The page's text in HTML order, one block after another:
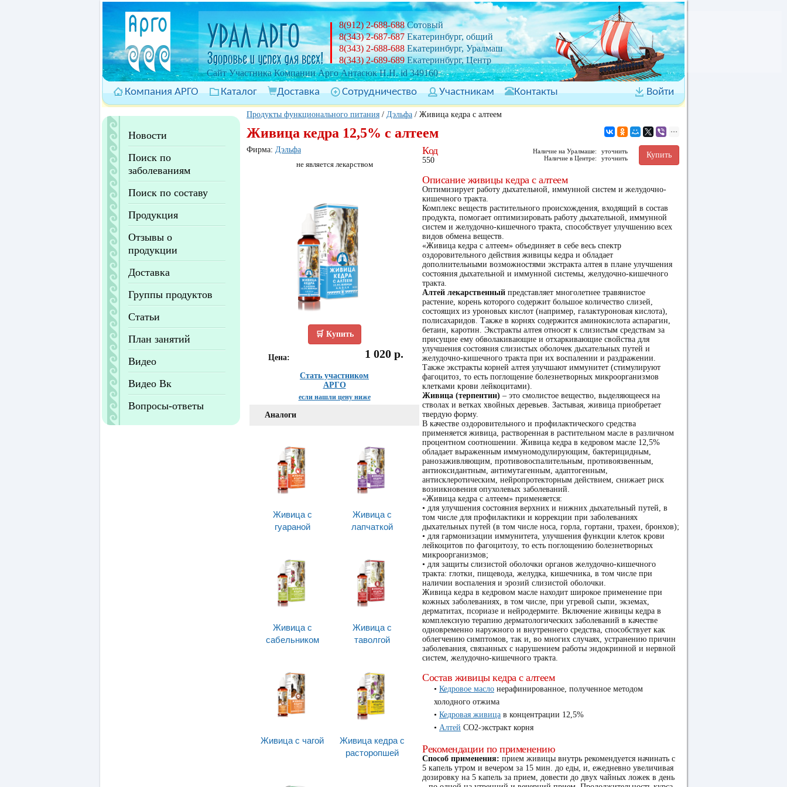
Cайт Участника Компании Арго Антасюк Н.Н. id 349160
8(912) 2-688-688Сотовый
8(343) 2-687-687 Екатеринбург, общий
8(343) 2-688-688 Екатеринбург, Уралмаш
8(343) 2-689-689 Екатеринбург, Центр
Компания АРГО Каталог Доставка Сотрудничество Участникам Контакты Войти
Новости
Поиск по
заболеваниям
Поиск по составу
Продукция
Отзывы о
продукции
Доставка
Группы продуктов
Статьи
План занятий
Видео
Видео Вк
Вопросы-ответы
Продукты функционального питания / Дэльфа / Живица кедра с алтеем
Живица кедра 12,5% с алтеем
Фирма: Дэльфа
не является лекарством
🛒 Купить
Цена: 1 020 р.
Стать участником
АРГО
если нашли цену ниже
Аналоги
Живица с
гуараной
Живица с
лапчаткой
Живица с
сабельником
Живица с
таволгой
Живица с чагой
Живица кедра с
расторопшей
Наличие на Уралмаше:
уточнить
Наличие в Центре:
уточнить Купить
Код
550
Описание живицы кедра с алтеем
Оптимизирует работу дыхательной, иммунной систем и желудочно-
кишечного тракта.
Комплекс веществ растительного происхождения, входящий в состав
продукта, помогает оптимизировать работу дыхательной, иммунной
систем и желудочно-кишечного тракта, способствует улучшению всех
видов обмена веществ.
«Живица кедра с алтеем» объединяет в себе весь спектр
оздоровительного действия живицы кедра и обладает
дополнительными возможностями экстракта алтея в плане улучшения
состояния дыхательной и иммунной системы, желудочно-кишечного
тракта.
Алтей лекарственный представляет многолетнее травянистое
растение, корень которого содержит большое количество слизей,
состоящих из уроновых кислот (например, галактуроновая кислота),
полисахаридов. Также в корнях содержится аминокислота аспарагин,
бетаин, каротин. Экстракты алтея относят к слизистым средствам за
присущие ему обволакивающие и отхаркивающие свойства для
улучшения состояния слизистых оболочек дыхательных путей и
желудочно-кишечного тракта при их воспалении и раздражении.
Также экстракты корней алтея улучшают иммунитет (стимулируют
фагоцитоз, то есть поглощение болезнетворных микроорганизмов
клетками крови лейкоцитами).
Живица (терпентин) – это смолистое вещество, выделяющееся на
стволах и ветках хвойных деревьев. Застывая, живица приобретает
твердую форму.
В качестве оздоровительного и профилактического средства
применяется живица, растворенная в растительном масле в различном
процентном соотношении. Живица кедра в кедровом масле 12,5%
обладает выраженным иммуномодулирующим, бактерицидным,
ранозаживляющим, противовоспалительным, противоязвенным,
антиоксидантным, антимутагенным, адаптогенным,
антисклеротическим, нейропротекторным действием, снижает риск
возникновения опухолевых заболеваний.
«Живица кедра с алтеем» применяется:
• для улучшения состояния верхних и нижних дыхательный путей, в
том числе для профилактики и коррекции при заболеваниях
дыхательных путей (в том числе носа, горла, гортани, трахеи, бронхов);
• для гармонизации иммунитета, улучшения функции клеток крови
лейкоцитов по фагоцитозу, то есть поглощению болезнетворных
микроорганизмов;
• для защиты слизистой оболочки органов желудочно-кишечного
тракта: глотки, пищевода, желудка, кишечника, в том числе при
наличии воспаления и эрозий слизистой оболочки.
Живица кедра в кедровом масле находит широкое применение при
кожных заболеваниях, в том числе, при угревой сыпи, экземах,
дерматитах, псориазе и нейродермите. Включение живицы кедра в
комплексную терапию дерматологических заболеваний в качестве
одновременно наружного и внутреннего средства, способствует как
облегчению симптомов, так и, во многих случаях, устранению причин
заболевания, связанных с нарушением работы эндокринной и нервной
систем, желудочно-кишечного тракта.
Состав живицы кедра с алтеем
Кедровое масло нерафинированное, полученное методом
холодного отжима
Кедровая живица в концентрации 12,5%
Алтей СО2-экстракт корня
Рекомендации по применению
Способ применения: прием живицы внутрь рекомендуется начинать с
5 капель утром и вечером за 15 мин. до еды, и, ежедневно увеличивая
дозировку на 5 капель за прием, довести до двух чайных ложек в день